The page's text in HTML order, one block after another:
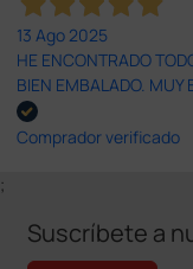
13 Ago 2025
HE ENCONTRADO
BIEN EMBALADO. MUY
Comprador verificado
;
Suscríbete a